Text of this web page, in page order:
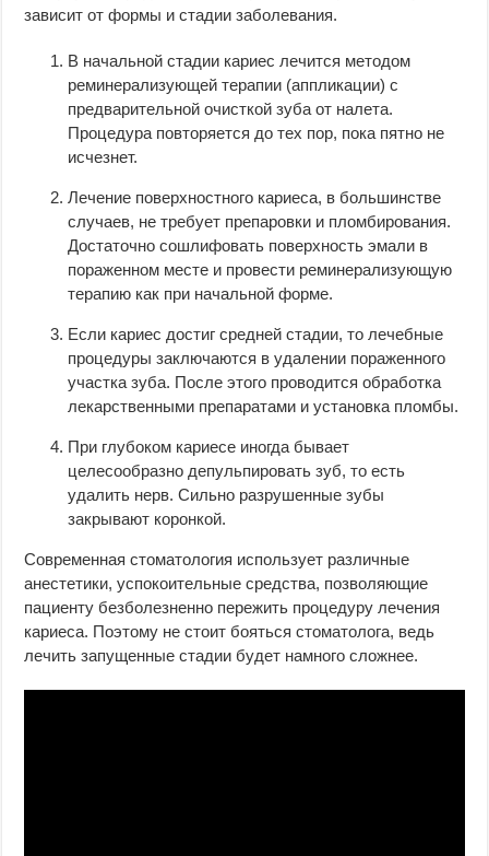
зависит от формы и стадии заболевания.
В начальной стадии кариес лечится методом
реминерализующей терапии (аппликации) с
предварительной очисткой зуба от налета.
Процедура повторяется до тех пор, пока пятно не
исчезнет.
Лечение поверхностного кариеса, в большинстве
случаев, не требует препаровки и пломбирования.
Достаточно сошлифовать поверхность эмали в
пораженном месте и провести реминерализующую
терапию как при начальной форме.
Если кариес достиг средней стадии, то лечебные
процедуры заключаются в удалении пораженного
участка зуба. После этого проводится обработка
лекарственными препаратами и установка пломбы.
При глубоком кариесе иногда бывает
целесообразно депульпировать зуб, то есть
удалить нерв. Сильно разрушенные зубы
закрывают коронкой.
Современная стоматология использует различные
анестетики, успокоительные средства, позволяющие
пациенту безболезненно пережить процедуру лечения
кариеса. Поэтому не стоит бояться стоматолога, ведь
лечить запущенные стадии будет намного сложнее.